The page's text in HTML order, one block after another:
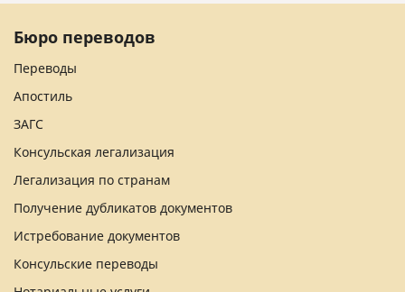
Бюро переводов
Переводы
Апостиль
ЗАГС
Консульская легализация
Легализация по странам
Получение дубликатов документов
Истребование документов
Консульские переводы